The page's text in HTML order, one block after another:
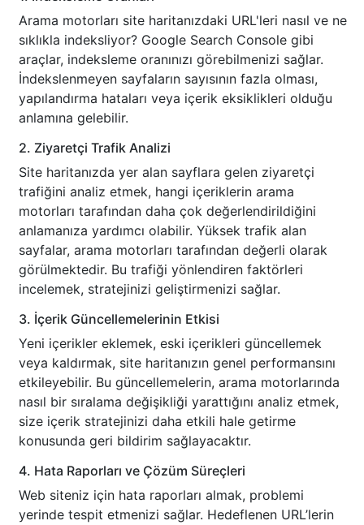
Arama motorları site haritanızdaki URL'leri nasıl ve ne
sıklıkla indeksliyor? Google Search Console gibi
araçlar, indeksleme oranınızı görebilmenizi sağlar.
İndekslenmeyen sayfaların sayısının fazla olması,
yapılandırma hataları veya içerik eksiklikleri olduğu
anlamına gelebilir.
2. Ziyaretçi Trafik Analizi
Site haritanızda yer alan sayflara gelen ziyaretçi
trafiğini analiz etmek, hangi içeriklerin arama
motorları tarafından daha çok değerlendirildiğini
anlamanıza yardımcı olabilir. Yüksek trafik alan
sayfalar, arama motorları tarafından değerli olarak
görülmektedir. Bu trafiği yönlendiren faktörleri
incelemek, stratejinizi geliştirmenizi sağlar.
3. İçerik Güncellemelerinin Etkisi
Yeni içerikler eklemek, eski içerikleri güncellemek
veya kaldırmak, site haritanızın genel performansını
etkileyebilir. Bu güncellemelerin, arama motorlarında
nasıl bir sıralama değişikliği yarattığını analiz etmek,
size içerik stratejinizi daha etkili hale getirme
konusunda geri bildirim sağlayacaktır.
4. Hata Raporları ve Çözüm Süreçleri
Web siteniz için hata raporları almak, problemi
yerinde tespit etmenizi sağlar. Hedeflenen URL’lerin